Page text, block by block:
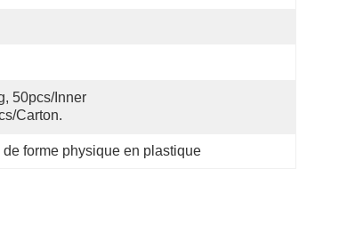
50pcs/inner
carton.
forme physique en plastique